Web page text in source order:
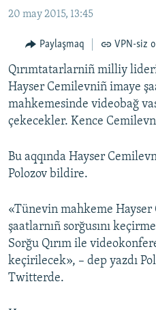
Qıdıruvğa
qaytmaq
MEDENİYET
İNSAN AQLARI
VİDEO
SÜRET
BLOGLAR
Русский
Українською
QOŞULIÑIZ!
20 may 2015, 13:45
Paylaşmaq VPN-siz
Qırımtatarlarniñ milliy
Hayser Cemilevniñ imaye
mahkemesinde videobağ
çekecekler. Kence
Bu aqqında Hayser
Polozov bildire.
«Tünevin mahkeme
şaatlarnıñ sorğusını
Sorğu Qırım ile
keçirilecek», – dep yazdı
Twitterde.